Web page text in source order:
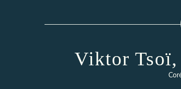
Viktor